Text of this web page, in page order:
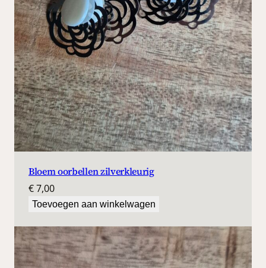
Bloem oorbellen zilverkleurig
€7,00
Toevoegen aan winkelwagen